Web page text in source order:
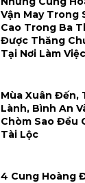
Vận May Trong
Cao Trong Ba
Được Thăng
Tại Nơi Làm Việc
Mùa Xuân Đến,
Lành, Bình An
Chòm Sao Đều
Tài Lộc
4 Cung Hoàng